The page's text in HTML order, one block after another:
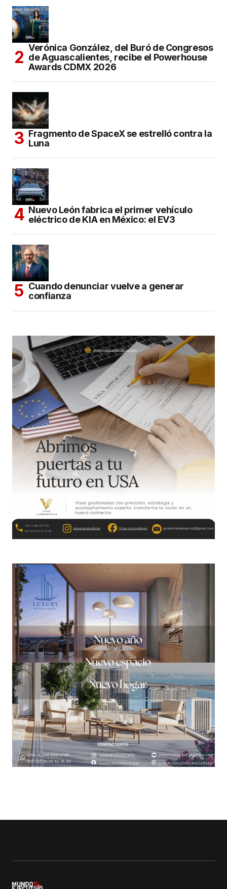
Verónica González, del Buró de Congresos
de Aguascalientes, recibe el Powerhouse
Awards CDMX 2026
Fragmento de SpaceX se estrelló contra la
Luna
Nuevo León fabrica el primer vehículo
eléctrico de KIA en México: el EV3
Cuando denunciar vuelve a generar
confianza